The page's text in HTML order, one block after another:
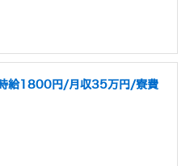
給1800円/月収35万円/寮費